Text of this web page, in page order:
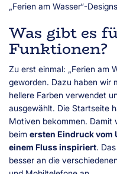
„Ferien am Wasser“-
Was gibt es
Funktionen?
Zu erst einmal: „Ferien am
geworden. Dazu haben wir
hellere Farben verwendet
ausgewählt. Die Startseite
Motiven bekommen. Damit
beim ersten Eindruck vom
einem Fluss inspiriert.
besser an die